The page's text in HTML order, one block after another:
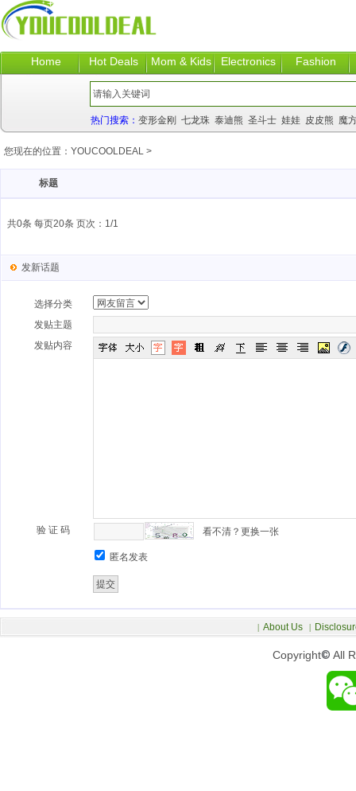
Home Hot Deals Mom & Kids Electronics Fashion
热门搜索： 变形金刚 七龙珠 泰迪熊 圣斗士 娃娃 皮皮熊 魔
您现在的位置： YOUCOOLDEAL >
标题
共0条 每页20条 页次：1/1
发新话题
选择分类
发贴主题
发贴内容
验 证 码 看不清？更换一张
匿名发表
Copyright© All
| About Us |